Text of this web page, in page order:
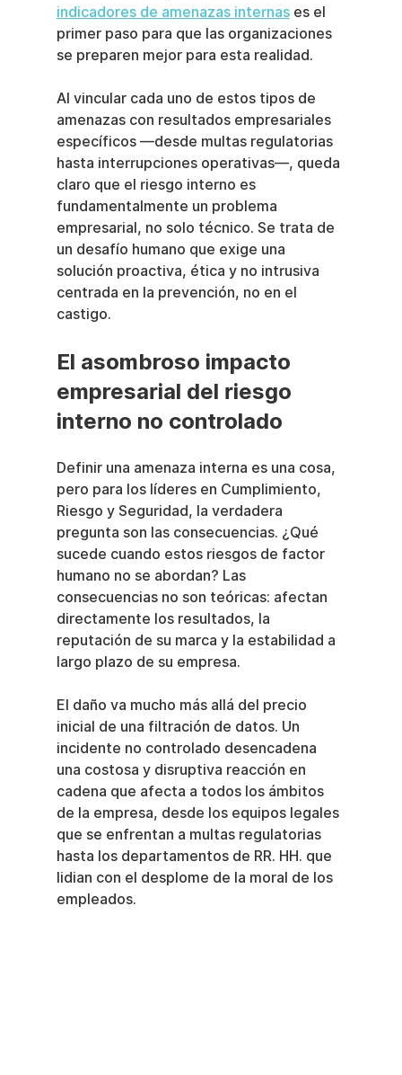
indicadores de amenazas internas es el
primer paso para que las organizaciones
se preparen mejor para esta realidad.
Al vincular cada uno de estos tipos de
amenazas con resultados empresariales
específicos —desde multas regulatorias
hasta interrupciones operativas—, queda
claro que el riesgo interno es
fundamentalmente un problema
empresarial, no solo técnico. Se trata de
un desafío humano que exige una
solución proactiva, ética y no intrusiva
centrada en la prevención, no en el
castigo.
El asombroso impacto
empresarial del riesgo
interno no controlado
Definir una amenaza interna es una cosa,
pero para los líderes en Cumplimiento,
Riesgo y Seguridad, la verdadera
pregunta son las consecuencias. ¿Qué
sucede cuando estos riesgos de factor
humano no se abordan? Las
consecuencias no son teóricas: afectan
directamente los resultados, la
reputación de su marca y la estabilidad a
largo plazo de su empresa.
El daño va mucho más allá del precio
inicial de una filtración de datos. Un
incidente no controlado desencadena
una costosa y disruptiva reacción en
cadena que afecta a todos los ámbitos
de la empresa, desde los equipos legales
que se enfrentan a multas regulatorias
hasta los departamentos de RR. HH. que
lidian con el desplome de la moral de los
empleados.